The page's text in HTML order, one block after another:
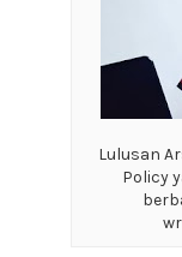
Lulusan
Policy